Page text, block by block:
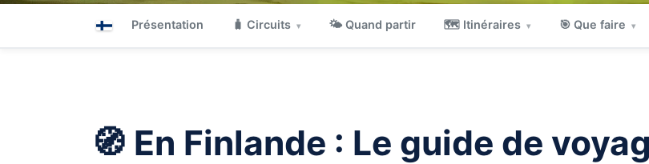
Présentation 🧳 Circuits ▾ 🌤 Quand partir 🗺 Itinéraires ▾ 🎯 Que faire ▾
🧭 En Finlande : Le guide de